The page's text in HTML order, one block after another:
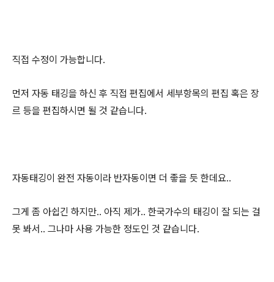
직접 수정이 가능합니다.
먼저 자동 태깅을 하신 후 직접 편집에서 세부항목의 편집 혹은 장
르 등을 편집하시면 될 것 같습니다.
자동태깅이 완전 자동이라 반자동이면 더 좋을 듯 한데요..
그게 좀 아쉽긴 하지만.. 아직 제가.. 한국가수의 태깅이 잘 되는 걸
못 봐서.. 그나마 사용 가능한 정도인 것 같습니다.